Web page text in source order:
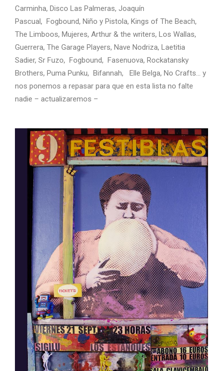
Carminha, Disco Las Palmeras, Joaquín
Pascual, Fogbound, Niño y Pistola, Kings of The Beach,
The Limboos, Mujeres, Arthur & the writers, Los Wallas,
Guerrera, The Garage Players, Nave Nodriza, Laetitia
Sadier, Sr Fuzo, Fogbound, Fasenuova, Rockatansky
Brothers, Puma Punku, Bifannah, Elle Belga, No Crafts… y
nos ponemos a repasar para que en esta lista no falte
nadie – actualizaremos –